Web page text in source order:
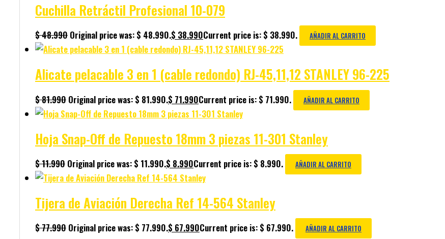
Cuchilla Retráctil Profesional 10-079
$48.990 Original price was: $ 48.990.$ 38.990Current price is: $ 38.990. AÑADIR AL CARRITO
Alicate pelacable 3 en 1 (cable redondo) RJ-45,11,12 STANLEY 96-225
$81.990 Original price was: $ 81.990.$ 71.990Current price is: $ 71.990. AÑADIR AL CARRITO
Hoja Snap-Off de Repuesto 18mm 3 piezas 11-301 Stanley
$11.990 Original price was: $ 11.990.$ 8.990Current price is: $ 8.990. AÑADIR AL CARRITO
Tijera de Aviación Derecha Ref 14-564 Stanley
$77.990 Original price was: $ 77.990.$ 67.990Current price is: $ 67.990. AÑADIR AL CARRITO